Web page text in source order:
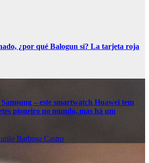
¿por qué Balogun sí? La tarjeta roja
– este smartwatch Huawei tem
pioneiro no mundo, mas há um
Barbosa Castro